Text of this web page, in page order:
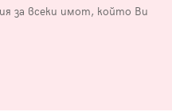
за всеки имот, който Ви